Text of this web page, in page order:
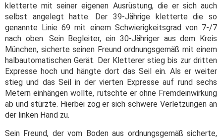
kletterte mit seiner eigenen Ausrüstung, die er sich auch
selbst angelegt hatte. Der 39-Jährige kletterte die so
genannte Linie 69 mit einem Schwierigkeitsgrad von 7-/7
nach oben. Sein Begleiter, ein 30-Jähriger aus dem Kreis
München, sicherte seinen Freund ordnungsgemäß mit einem
halbautomatischen Gerät. Der Kletterer stieg bis zur dritten
Expresse hoch und hängte dort das Seil ein. Als er weiter
stieg und das Seil in der vierten Expresse auf rund sechs
Metern einhängen wollte, rutschte er ohne Fremdeinwirkung
ab und stürzte. Hierbei zog er sich schwere Verletzungen an
der linken Hand zu.
Sein Freund, der vom Boden aus ordnungsgemäß sicherte,